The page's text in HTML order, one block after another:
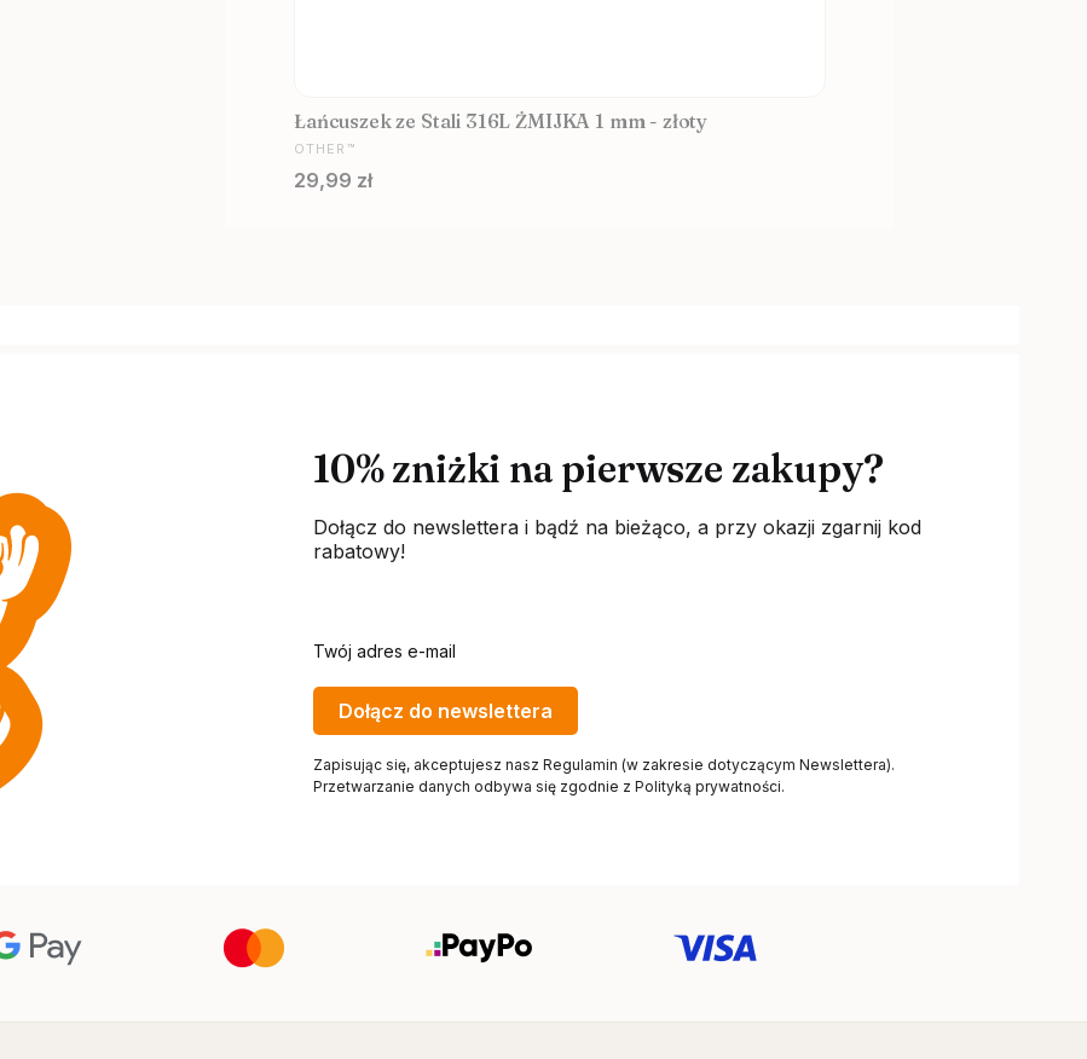
Łańcuszek ze Stali 316L ŻMIJKA 1 mm - złoty
PRODUCENT
OTHER™
Cena
29,99 zł
10% zniżki na pierwsze zakupy?
Dołącz do newslettera i bądź na bieżąco, a przy okazji zgarnij kod
rabatowy!
Twój adres e-mail
Dołącz do newslettera
Zapisując się, akceptujesz nasz Regulamin (w zakresie dotyczącym Newslettera).
Przetwarzanie danych odbywa się zgodnie z Polityką prywatności.